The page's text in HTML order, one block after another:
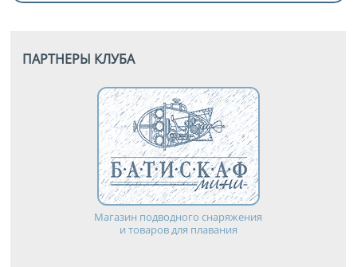
ПАРТНЕРЫ КЛУБА
Магазин подводного снаряжения
и товаров для плавания